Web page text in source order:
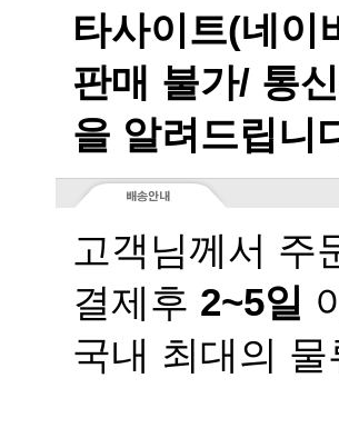
을 알려드립니
고객님께서 주
결제후 2~5일
국내 최대의